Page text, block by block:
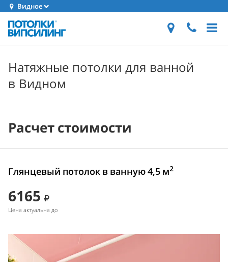
Видное
Натяжные потолки для ванной
в Видном
Расчет стоимости
Глянцевый потолок в ванную 4,5 м2
6165
Цена актуальна до